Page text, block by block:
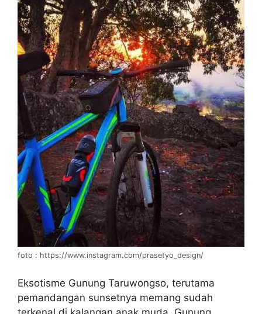
foto : https://www.instagram.com/prasetyo_design/
Eksotisme Gunung Taruwongso, terutama
pemandangan sunsetnya memang sudah